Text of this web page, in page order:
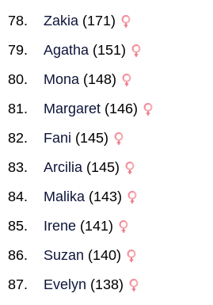
Zakia (171)
Agatha (151)
Mona (148)
Margaret (146)
Fani (145)
Arcilia (145)
Malika (143)
Irene (141)
Suzan (140)
Evelyn (138)